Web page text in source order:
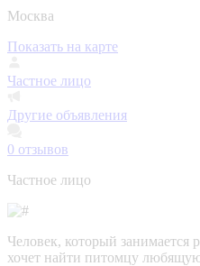
Москва
Показать на карте
Частное лицо
Другие объявления
0 отзывов
Частное лицо
Человек, который занимается
хочет найти питомцу